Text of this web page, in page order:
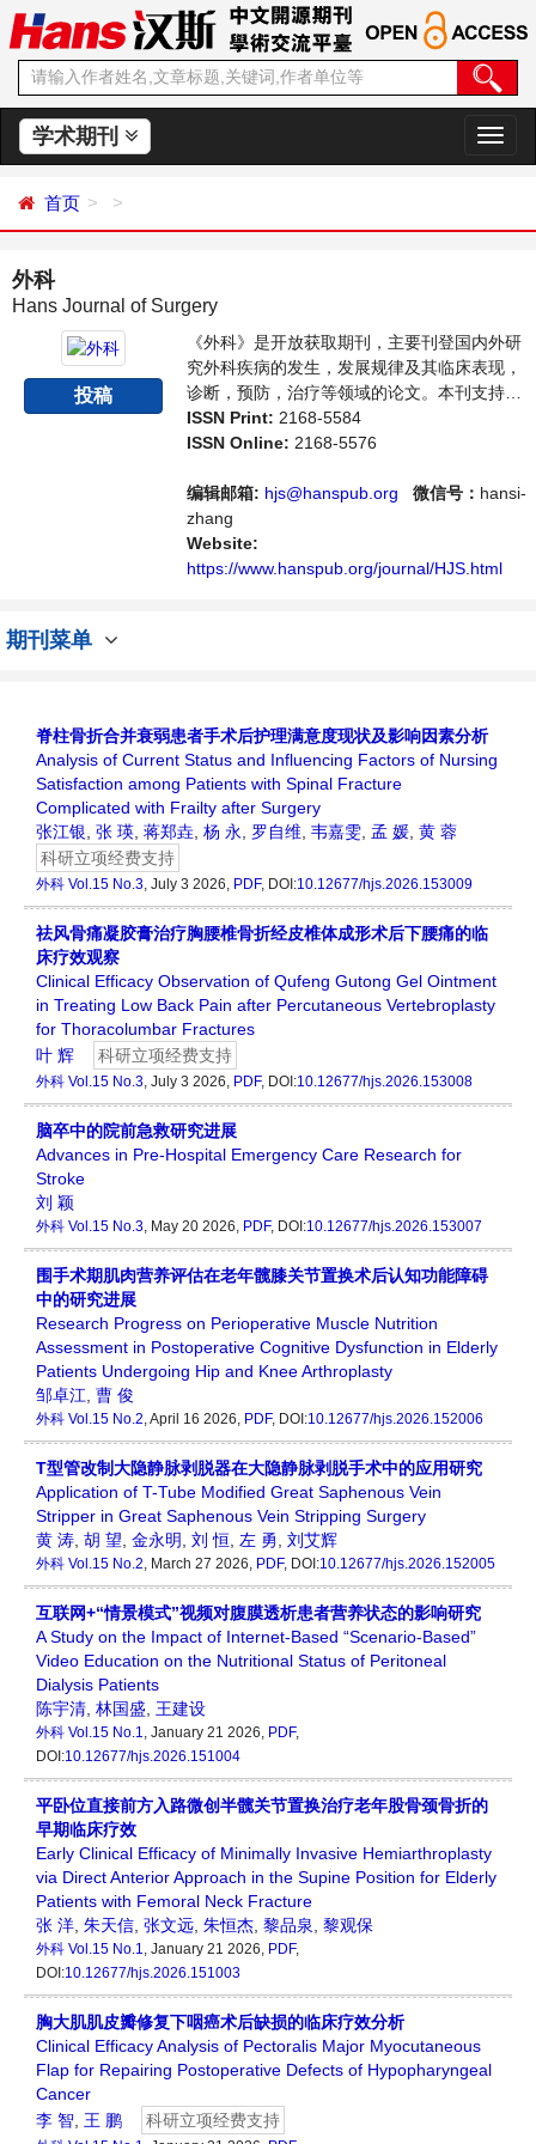
学术期刊
切
换
首页
外科
Hans Journal of Surgery
投稿
《外科》是开放获取期刊，主要刊登国内外研
究外科疾病的发生，发展规律及其临床表现，
诊断，预防，治疗等领域的论文。本刊支持思
想创新、学术创新，倡导科学，繁荣学术，集
学术性、思想性为一体，旨在给世界范围内的
和讨论外科领域内不同方向问题与发展的交流
平台。
ISSN Print: 2168-5584
ISSN Online: 2168-5576
编辑邮箱: hjs@hanspub.org 微信号： hansi-
zhang
Website:
https://www.hanspub.org/journal/HJS.html
期刊菜单
脊柱骨折合并衰弱患者手术后护理满意度现状及影响因素分析
Analysis of Current Status and Influencing Factors of Nursing
Satisfaction among Patients with Spinal Fracture
Complicated with Frailty after Surgery
张江银 张 瑛 蒋郑垚 杨 永 罗自维 韦嘉雯 孟 媛 黄 蓉
科研立项经费支持
外科 Vol.15 No.3, July 3 2026, PDF, DOI:10.12677/hjs.2026.153009
祛风骨痛凝胶膏治疗胸腰椎骨折经皮椎体成形术后下腰痛的临
床疗效观察
Clinical Efficacy Observation of Qufeng Gutong Gel Ointment
in Treating Low Back Pain after Percutaneous Vertebroplasty
for Thoracolumbar Fractures
叶 辉
科研立项经费支持
外科 Vol.15 No.3, July 3 2026, PDF, DOI:10.12677/hjs.2026.153008
脑卒中的院前急救研究进展
Advances in Pre-Hospital Emergency Care Research for
Stroke
刘 颖
外科 Vol.15 No.3, May 20 2026, PDF, DOI:10.12677/hjs.2026.153007
围手术期肌肉营养评估在老年髋膝关节置换术后认知功能障碍
中的研究进展
Research Progress on Perioperative Muscle Nutrition
Assessment in Postoperative Cognitive Dysfunction in Elderly
Patients Undergoing Hip and Knee Arthroplasty
邹卓江 曹 俊
外科 Vol.15 No.2, April 16 2026, PDF, DOI:10.12677/hjs.2026.152006
T型管改制大隐静脉剥脱器在大隐静脉剥脱手术中的应用研究
Application of T-Tube Modified Great Saphenous Vein
Stripper in Great Saphenous Vein Stripping Surgery
黄 涛 胡 望 金永明 刘 恒 左 勇 刘艾辉
外科 Vol.15 No.2, March 27 2026, PDF, DOI:10.12677/hjs.2026.152005
互联网+“情景模式”视频对腹膜透析患者营养状态的影响研究
A Study on the Impact of Internet-Based “Scenario-Based”
Video Education on the Nutritional Status of Peritoneal
Dialysis Patients
陈宇清 林国盛 王建设
外科 Vol.15 No.1, January 21 2026, PDF,
DOI:10.12677/hjs.2026.151004
平卧位直接前方入路微创半髋关节置换治疗老年股骨颈骨折的
早期临床疗效
Early Clinical Efficacy of Minimally Invasive Hemiarthroplasty
via Direct Anterior Approach in the Supine Position for Elderly
Patients with Femoral Neck Fracture
张 洋 朱天信 张文远 朱恒杰 黎品泉 黎观保
外科 Vol.15 No.1, January 21 2026, PDF,
DOI:10.12677/hjs.2026.151003
胸大肌肌皮瓣修复下咽癌术后缺损的临床疗效分析
Clinical Efficacy Analysis of Pectoralis Major Myocutaneous
Flap for Repairing Postoperative Defects of Hypopharyngeal
Cancer
李 智 王 鹏 科研立项经费支持